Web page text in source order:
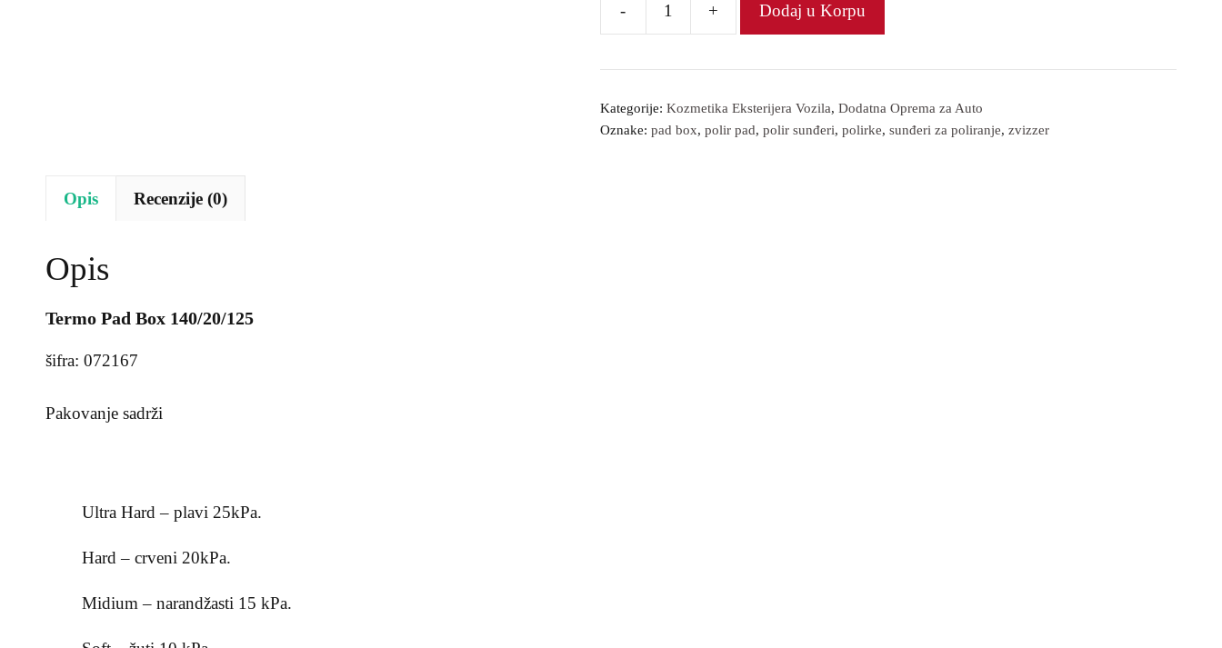
-
количина
+ Dodaj u Korpu
Kategorije: Kozmetika Eksterijera Vozila, Dodatna Oprema za Auto
Oznake: pad box, polir pad, polir sunđeri, polirke, sunđeri za poliranje, zvizzer
Opis Recenzije (0)
Opis
Termo Pad Box 140/20/125
šifra: 072167
Pakovanje sadrži
Ultra Hard – plavi 25kPa.
Hard – crveni 20kPa.
Midium – narandžasti 15 kPa.